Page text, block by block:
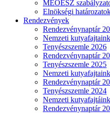
MEOESZ
Elnökségi
Rendezvények
Rendezvénynaptár
Nemzeti
Tenyészszemle 2026
Rendezvénynaptár
Tenyészszemle 2025
Nemzeti
Rendezvénynaptár
Tenyészszemle 2024
Nemzeti
Rendezvénynaptár